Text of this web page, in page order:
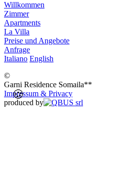
Willkommen
Zimmer
Apartments
La Villa
Preise und Angebote
Anfrage
Italiano English
©
Garni Residence Somaila**
Impressum & Privacy
produced by
🍪